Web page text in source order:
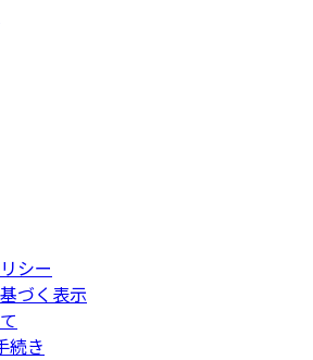
シー
づく表示
続き